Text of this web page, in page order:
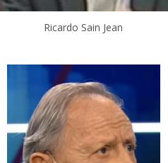
Ricardo Sain Jean